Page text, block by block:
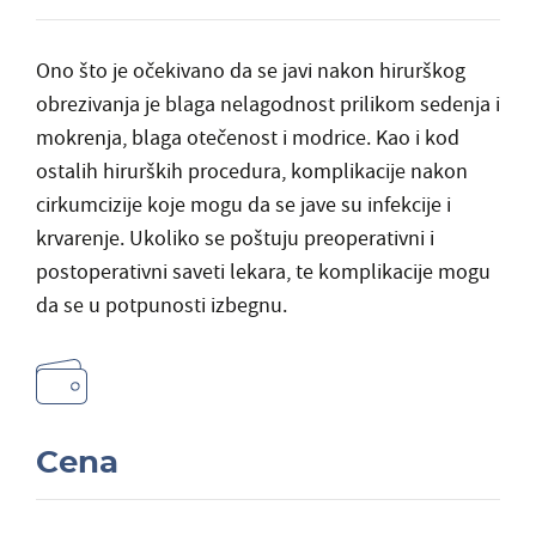
Ono što je očekivano da se javi nakon hirurškog
obrezivanja je blaga nelagodnost prilikom sedenja i
mokrenja, blaga otečenost i modrice. Kao i kod
ostalih hirurških procedura, komplikacije nakon
cirkumcizije koje mogu da se jave su infekcije i
krvarenje. Ukoliko se poštuju preoperativni i
postoperativni saveti lekara, te komplikacije mogu
da se u potpunosti izbegnu.
Cena